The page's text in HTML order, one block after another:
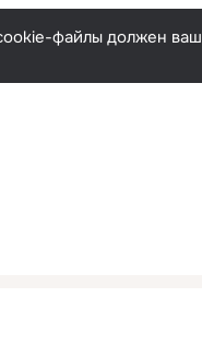
файлы должен ваш